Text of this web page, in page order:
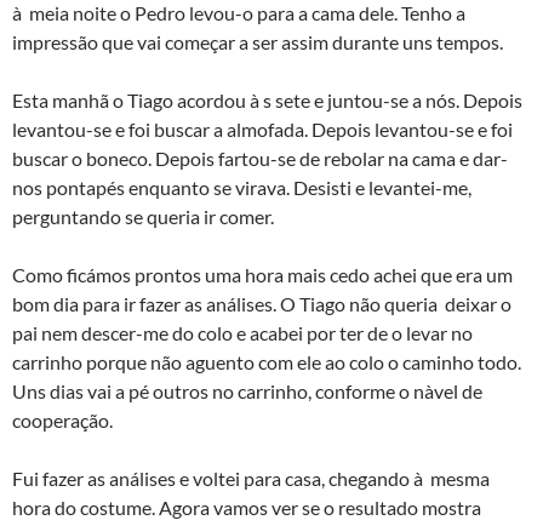
à meia noite o Pedro levou-o para a cama dele. Tenho a
impressão que vai começar a ser assim durante uns tempos.
Esta manhã o Tiago acordou à s sete e juntou-se a nós. Depois
levantou-se e foi buscar a almofada. Depois levantou-se e foi
buscar o boneco. Depois fartou-se de rebolar na cama e dar-
nos pontapés enquanto se virava. Desisti e levantei-me,
perguntando se queria ir comer.
Como ficámos prontos uma hora mais cedo achei que era um
bom dia para ir fazer as análises. O Tiago não queria deixar o
pai nem descer-me do colo e acabei por ter de o levar no
carrinho porque não aguento com ele ao colo o caminho todo.
Uns dias vai a pé outros no carrinho, conforme o nà­vel de
cooperação.
Fui fazer as análises e voltei para casa, chegando à mesma
hora do costume. Agora vamos ver se o resultado mostra